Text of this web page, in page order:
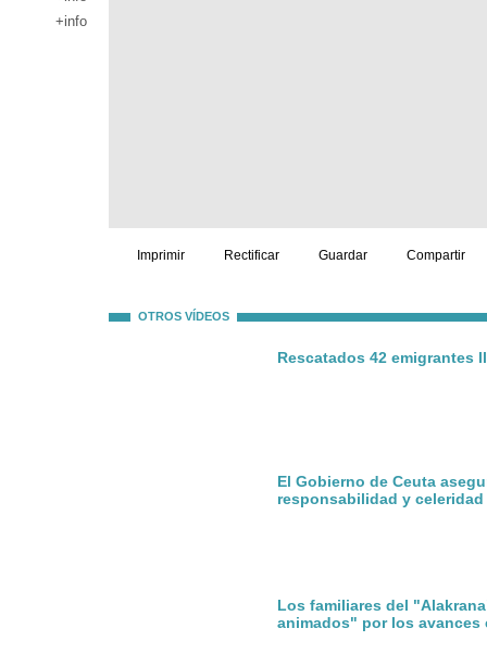
+info
Imprimir Rectificar Guardar Compartir
OTROS VÍDEOS
Rescatados 42 emigrantes
El Gobierno de Ceuta
responsabilidad y celeridad
Los familiares del
animados" por los avances